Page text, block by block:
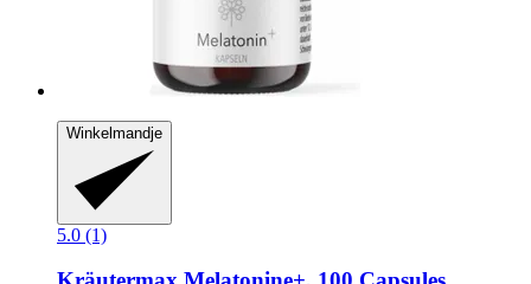
Winkelmandje
5.0 (1)